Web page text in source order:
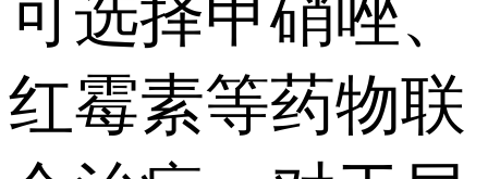
可选择甲硝唑、
红霉素等药物联